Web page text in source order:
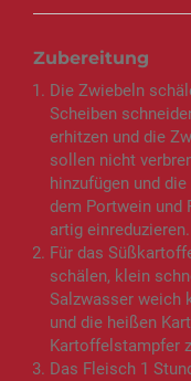
Zubereitung
Die Zwiebeln
Scheiben
erhitzen und die
sollen nicht
hinzufügen und
dem Portwein und
artig einreduzieren.
Für das
schälen, klein
Salzwasser weich
und die heißen
Kartoffelstampfer
Das Fleisch 1